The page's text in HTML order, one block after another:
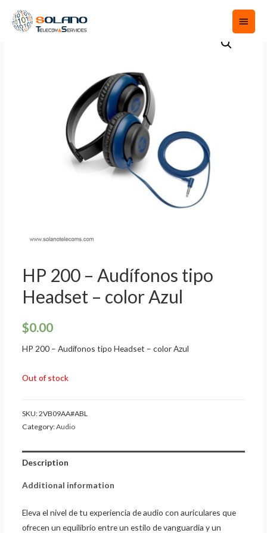
HP 200 – Audífonos tipo
Headset – color Azul
$0.00
HP 200 – Audífonos tipo Headset – color Azul
Out of stock
SKU:2VB09AA#ABL
Category:Audio
Description
Additional information
Eleva el nivel de tu experiencia de audio con auriculares que
ofrecen un equilibrio entre un estilo de vanguardia y un